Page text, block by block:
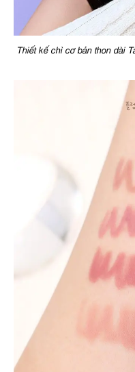
Thiết kế chì cơ bản thon dài